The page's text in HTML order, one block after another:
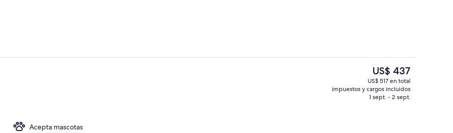
Acepta mascotas
El
precio
actual
es
US$ 437
US$ 517 en total
impuestos y cargos incluidos
1 sept. - 2 sept.